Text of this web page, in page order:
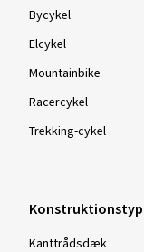
Bycykel
Elcykel
Mountainbike
Racercykel
Trekking-cykel
Kanttrådsdæk